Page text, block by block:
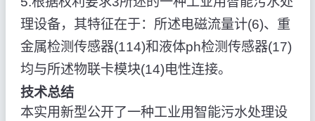
理设备，其特征在于：所述电磁流量计(6)、重
金属检测传感器(114)和液体ph检测传感器(17)
均与所述物联卡模块(14)电性连接。
技术总结
本实用新型公开了一种工业用智能污水处理设